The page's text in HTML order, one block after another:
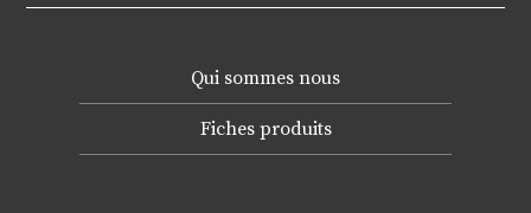
Qui sommes nous
Fiches produits